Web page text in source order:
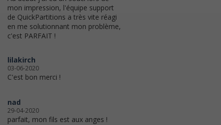
mon impression, l'équipe support
de QuickPartitions a très vite réagi
en me solutionnant mon problème,
c'est PARFAIT !
lilakirch
03-06-2020
C'est bon merci !
nad
29-04-2020
parfait, mon fils est aux anges !